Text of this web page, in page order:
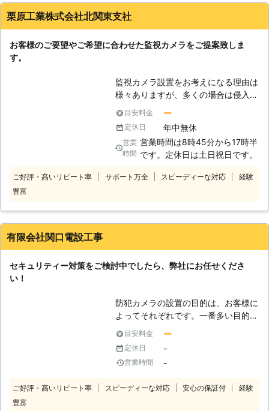
ります。監視カメラ設置をお考えな
ら、地域密着でお客さまの快適な生活
い。監視カメラのプロが丁寧に施工い
栗原工業株式会社北関東支社
お客様のご要望やご希望に合わせた監視カメラをご提案致しま
す。
監視カメラ設置をお考えになる理由は
様々ありますが、多くの場合は侵入や
窃盗などの犯罪抑止目的と、もしもの
時に証拠映像を保存する為です。 他
にも駐車場の車へのイタズラ防止や、
外壁などへの落書き対策もあります。
またストーカー行為に悩んでいる方に
とっては、その行為の抑止効果も期待
出来ますし留守中の家族やペットを見
スタッフがお客様のお話を元に、最適
問い合わせください。
目安料金 ー
定休日 年中無休
営業
時間
営業時間は8時45分から17時半
です。定休日は土日祝日です。
ご好評・高いリピート率 サポート万全 スピーディーな対応
経験
豊富
有限会社関口電設工事
セキュリティー対策をご検討中でしたら、弊社にお任せくださ
い！
防犯カメラの設置の目的は、お客様に
よってそれぞれです。一番多い目的と
しては、侵入窃盗を防ぐという事で使
われています。侵入窃盗の被害件数
は、年々減少している傾向にはあると
言われています。それでも全くなくな
自が万全なセキュリティー対策を行う
目安料金 ー
定休日 -
営業時間 -
ご好評・高いリピート率 スピーディーな対応 安心の保証付
経験
豊富